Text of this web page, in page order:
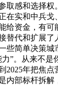
取感和选择权
在实和中兵戈
给资金，有可
替代和扩展了
些简单决策城
”。从来不是
2025年把焦
内部标杆拆解